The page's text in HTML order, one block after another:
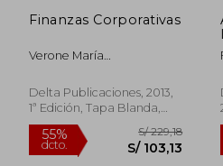
Finanzas Corporativas
Verone María
Manuela
Delta Publicaciones, 2013,
1ª Edición, Tapa Blanda,
Nuevo